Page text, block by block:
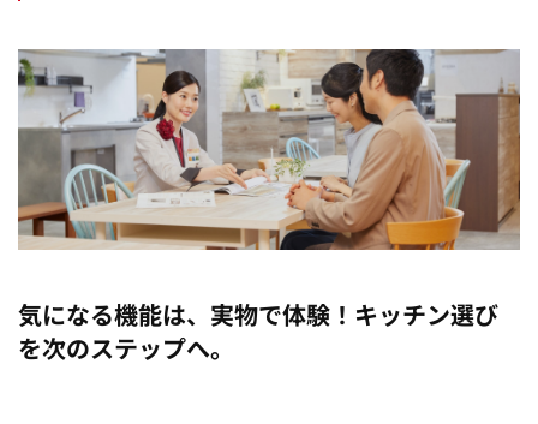
気になる機能は、実物で体験！キッチン選び
を次のステップへ。